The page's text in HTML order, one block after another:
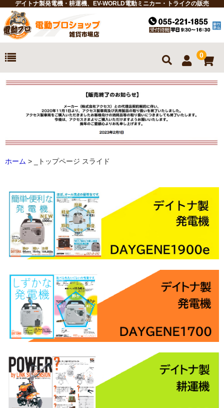
デイトナ製発電機・耕運機、EV-WORLD電動ミニカー・トライクの販売
0
ホーム
お買物ガイド
電動ミニカー
電動トライク
配送について
お気に入り
Q&A
お問い合わせ
ホーム > _トップページ スライド